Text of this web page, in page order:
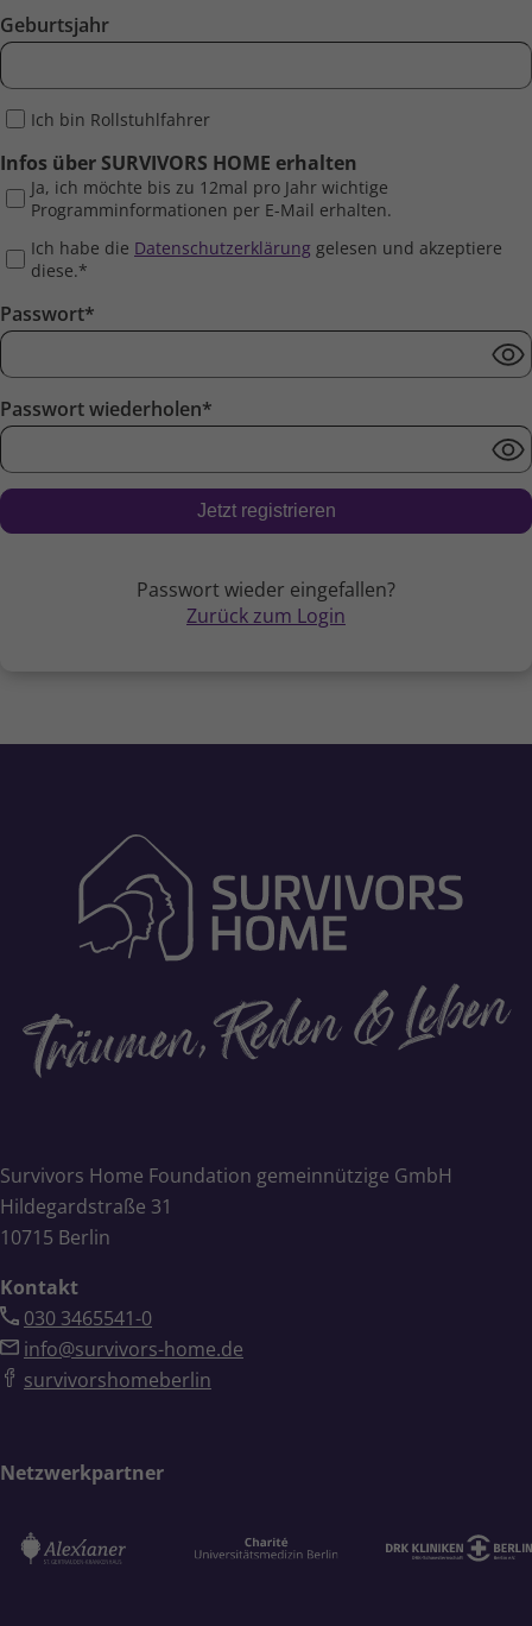
Geburtsjahr
Ich bin Rollstuhlfahrer
Infos über SURVIVORS HOME erhalten
Ja, ich möchte bis zu 12mal pro Jahr wichtige
Programminformationen per E-Mail erhalten.
Ich habe die Datenschutzerklärung gelesen und akzeptiere
diese.*
Passwort*
Passwort wiederholen*
Passwort wieder eingefallen?
Zurück zum Login
Survivors Home Foundation gemeinnützige GmbH
Hildegardstraße 31
10715 Berlin
Kontakt
030 3465541-0
info@survivors-home.de
survivorshomeberlin
Netzwerkpartner